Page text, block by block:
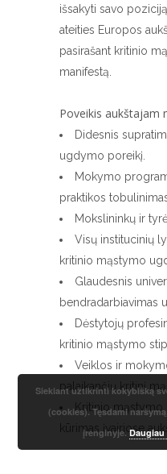
išsakyti savo
ateities Europos
pasirašant kritinio
manifestą.
Poveikis aukštajam
Didesnis
ugdymo poreikį.
Mokymo
praktikos
Mokslininkų ir
Visų institucinių
kritinio mąstymo
Glaudesnis
bendradarbiavimas
Dėstytojų
kritinio mąstymo
Veiklos ir
palaikančių kritinį
Kritinio
kūrimas įvairiose
Siekiant užtikrinti kokybišką
(cookies). Tęsdami
įrenginyje.Daugiau